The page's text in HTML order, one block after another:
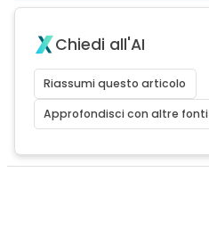
Chiedi all'AI
Riassumi questo articolo
Approfondisci con altre fonti